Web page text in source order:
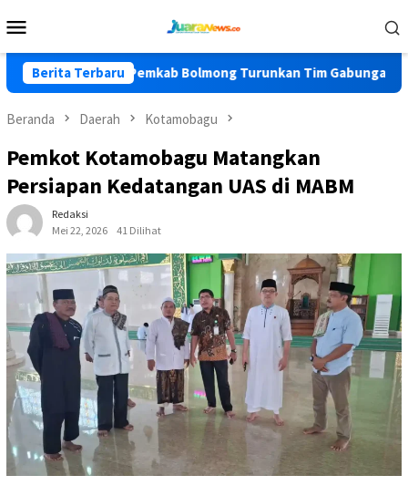
ke
Mobile
Berita Terbaru
Pemkab Bolmong Turunkan Tim Gabungan Cegah
Beranda Daerah Kotamobagu
Pemkot Kotamobagu Matangkan
Persiapan Kedatangan UAS di MABM
Redaksi
Mei 22, 2026
41 Dilihat